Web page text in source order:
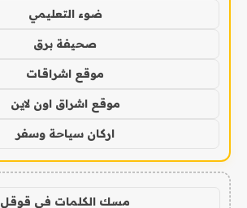
ضوء التعليمي
صحيفة برق
موقع اشراقات
موقع اشراق اون لاين
اركان سياحة وسفر
مسك الكلمات في قوقل